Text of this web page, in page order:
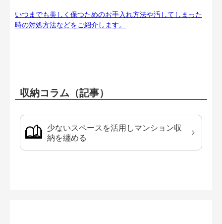
いつまでも美しく保つためのお手入れ方法や汚してしまった
時の対処方法などをご紹介します。
収納コラム（記事）
少ないスペースを活用しマンション収
納を纏める